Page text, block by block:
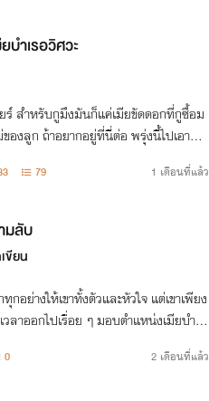
บำเรอวิศวะ
ยร์ สำหรับกูมึงมันก็แค่เมียขัดดอกที่กูซื้อม
ของลูก ถ้าอยากอยู่ที่นี่ต่อ พรุ่งนี้ไปเอามัน
79 1 เดือนที่แล้ว
มลับ
ขียน
กอย่างให้เขาทั้งตัวและหัวใจ แต่เขาเพียง
ลาออกไปเรื่อย ๆ มอบตำแหน่งเมียบำเร
0 2 เดือนที่แล้ว